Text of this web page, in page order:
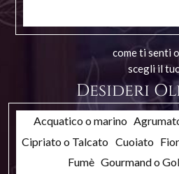
come ti senti
scegli il
Desideri
Acquatico o marino
Cipriato o Talcato Cuoiato
Fumè Gourmand o